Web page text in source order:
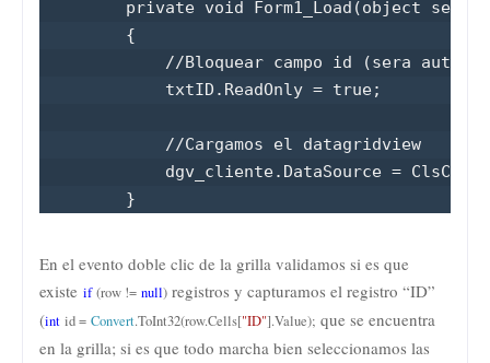
private void Form1_Load(object
        {
//Bloquear campo id (sera
            txtID.ReadOnly = true;
            //Cargamos el datagridview
        }
En el evento doble clic de la grilla validamos si es que
existe if(row != null) registros y capturamos el registro “ID”
(int id = Convert.ToInt32(row.Cells["ID"].Value); que se encuentra
en la grilla; si es que todo marcha bien seleccionamos las